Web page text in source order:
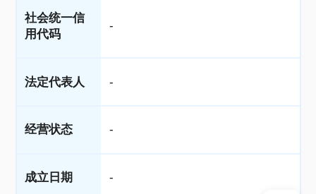
社会统一信
用代码
-
法定代表人 -
经营状态 -
成立日期 -